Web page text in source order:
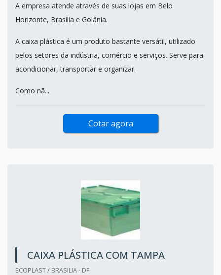
A empresa atende através de suas lojas em Belo
Horizonte, Brasília e Goiânia.
A caixa plástica é um produto bastante versátil, utilizado
pelos setores da indústria, comércio e serviços. Serve para
acondicionar, transportar e organizar.
Como nã...
Cotar agora
CAIXA PLÁSTICA COM TAMPA
ECOPLAST / BRASILIA - DF